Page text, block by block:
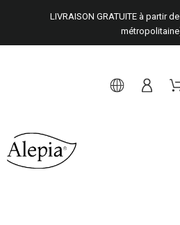
LIVRAISON GRATUITE à partir